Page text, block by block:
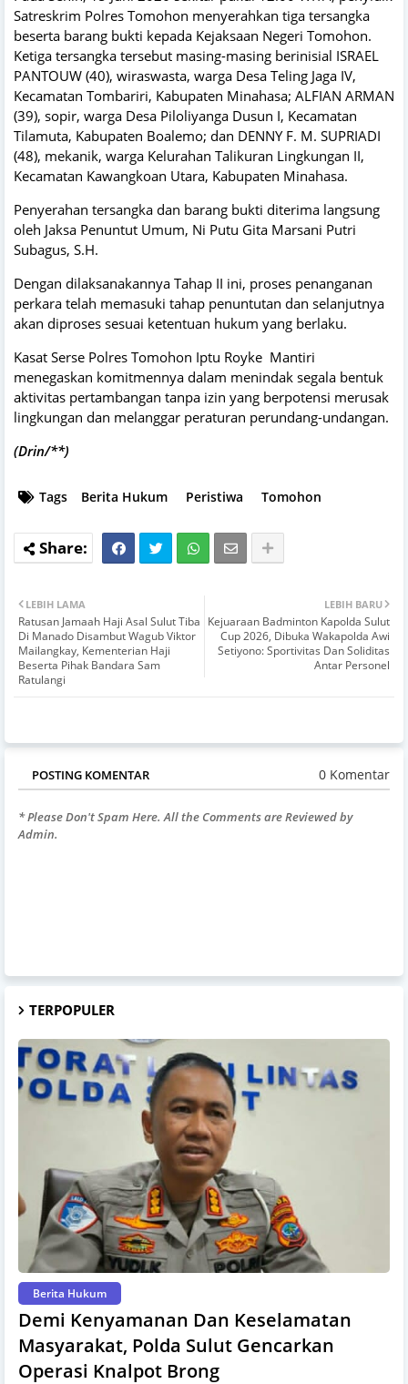
Satreskrim Polres Tomohon menyerahkan tiga tersangka
beserta barang bukti kepada Kejaksaan Negeri Tomohon.
Ketiga tersangka tersebut masing-masing berinisial ISRAEL
PANTOUW (40), wiraswasta, warga Desa Teling Jaga IV,
Kecamatan Tombariri, Kabupaten Minahasa; ALFIAN ARMAN
(39), sopir, warga Desa Piloliyanga Dusun I, Kecamatan
Tilamuta, Kabupaten Boalemo; dan DENNY F. M. SUPRIADI
(48), mekanik, warga Kelurahan Talikuran Lingkungan II,
Kecamatan Kawangkoan Utara, Kabupaten Minahasa.
Penyerahan tersangka dan barang bukti diterima langsung
oleh Jaksa Penuntut Umum, Ni Putu Gita Marsani Putri
Subagus, S.H.
Dengan dilaksanakannya Tahap II ini, proses penanganan
perkara telah memasuki tahap penuntutan dan selanjutnya
akan diproses sesuai ketentuan hukum yang berlaku.
Kasat Serse Polres Tomohon Iptu Royke Mantiri
menegaskan komitmennya dalam menindak segala bentuk
aktivitas pertambangan tanpa izin yang berpotensi merusak
lingkungan dan melanggar peraturan perundang-undangan.
(Drin/**)
Tags Berita Hukum Peristiwa Tomohon
LEBIH BARU
Kejuaraan Badminton Kapolda Sulut
Cup 2026, Dibuka Wakapolda Awi
Setiyono: Sportivitas Dan Soliditas
Antar Personel
LEBIH LAMA
Ratusan Jamaah Haji Asal Sulut Tiba
Di Manado Disambut Wagub Viktor
Mailangkay, Kementerian Haji
Beserta Pihak Bandara Sam
Ratulangi
POSTING KOMENTAR 0 Komentar
* Please Don't Spam Here. All the Comments are Reviewed by
Admin.
TERPOPULER
Berita Hukum
Demi Kenyamanan Dan Keselamatan
Masyarakat, Polda Sulut Gencarkan
Operasi Knalpot Brong